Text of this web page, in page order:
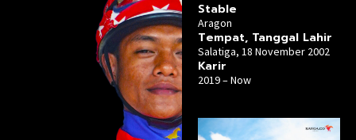
Stable
Aragon
Tempat, Tanggal Lahir​
Salatiga, 18 November 2002
Karir
2019 – Now